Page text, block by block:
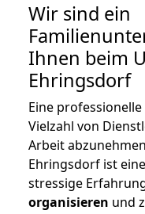
Wir sind ein
Ihnen beim
Ehringsdorf
Eine professionelle
Vielzahl von
Arbeit
Ehringsdorf ist
stressige
organisieren und